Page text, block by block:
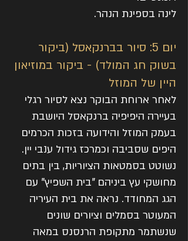
לינה בספינת הנהר.
יום 5: סיור בברנקאסל (ביקור
בשוק חג המולד) - ביקור במוזיאון
היין של המוזל
לאחר ארוחת הבוקר נצא לסיור רגלי
בעיירה היפיפיה ברנקאסל היושבת
בעמק המוזל והידועה בזכות הכרמים
היפים שסביבה וכמרכז גידול ענבי יין.
נשוטט בסמטאות הציוריות, בין בתים
מחושקי עץ ביניהם "בית השפיץ" עם
הגג המחודד. נראה את בית העיריה
המעוטר בסמלים וציורים שונים
שנשתמר מתקופת הרנסנס במאה